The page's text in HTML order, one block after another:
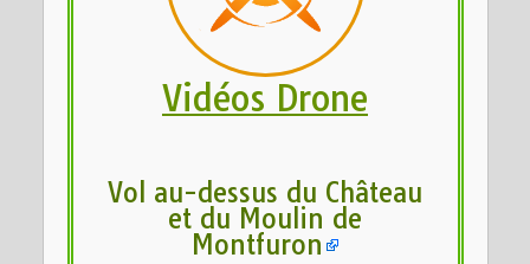
Vidéos Drone
Vol au-dessus du Château
et du Moulin de
Montfuron